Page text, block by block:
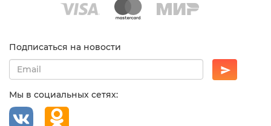
Подписаться на новости
Мы в социальных сетях: